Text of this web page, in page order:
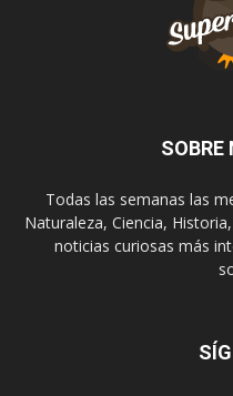
SOBRE
Todas las semanas las
Naturaleza, Ciencia,
noticias curiosas más